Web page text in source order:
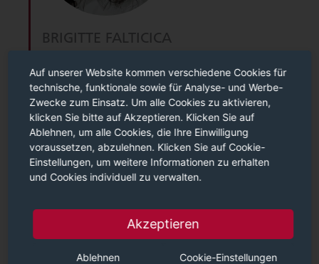
BRIGITTE FALTICICA
TELEFON
CATIA V5 Aufbau Assembly
Design (C-A-002)
Auf unserer Website kommen verschiedene Cookies für
technische, funktionale sowie für Analyse- und Werbe-
Zwecke zum Einsatz. Um alle Cookies zu aktivieren,
klicken Sie bitte auf Akzeptieren. Klicken Sie auf
Ablehnen, um alle Cookies, die Ihre Einwilligung
voraussetzen, abzulehnen. Klicken Sie auf Cookie-
Einstellungen, um weitere Informationen zu erhalten
und Cookies individuell zu verwalten.
Akzeptieren
Ablehnen Cookie-Einstellungen